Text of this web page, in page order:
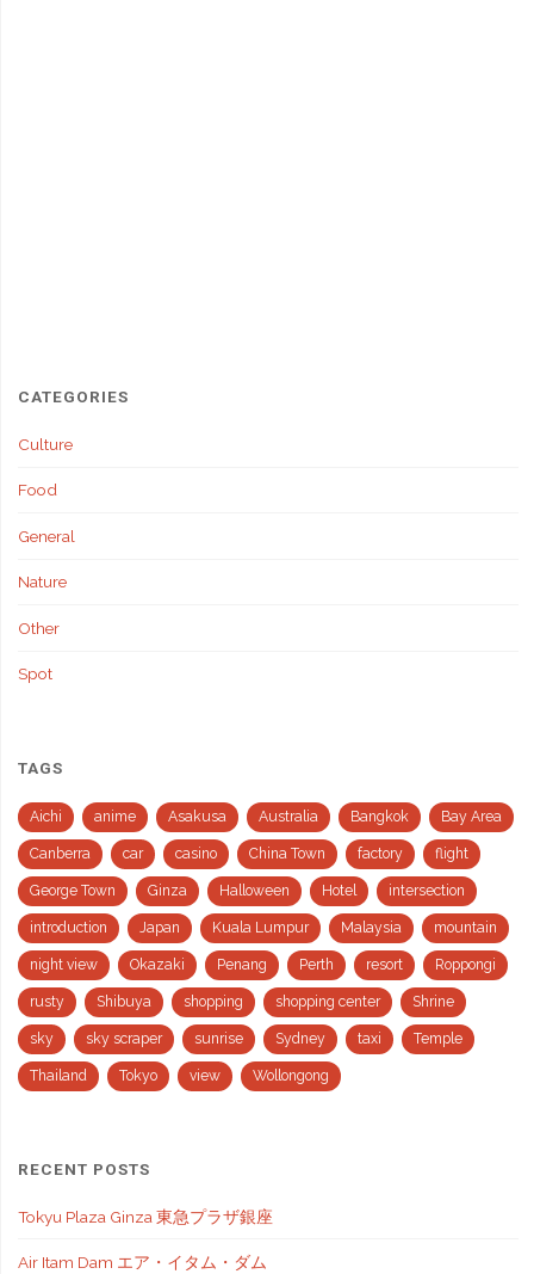
CATEGORIES
Culture
Food
General
Nature
Other
Spot
TAGS
Aichi anime Asakusa Australia Bangkok Bay Area
Canberra car casino China Town factory flight
George Town Ginza Halloween Hotel intersection
introduction Japan Kuala Lumpur Malaysia mountain
night view Okazaki Penang Perth resort Roppongi
rusty Shibuya shopping shopping center Shrine
sky sky scraper sunrise Sydney taxi Temple
Thailand Tokyo view Wollongong
RECENT POSTS
Tokyu Plaza Ginza 東急プラザ銀座
Air Itam Dam エア・イタム・ダム